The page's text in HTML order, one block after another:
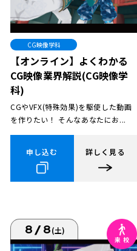
CG映像学科
【オンライン】よくわかる
CG映像業界解説(CG映像学
科)
CGやVFX(特殊効果)を駆使した動画
を作りたい！ そんなあなたにお...
申し込む 詳しく見る
8/8(土)